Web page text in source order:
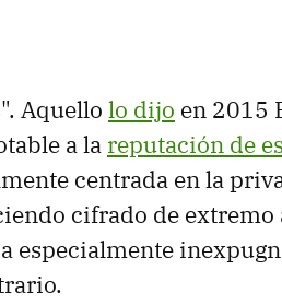
Aquello lo dijo en 2015
a la reputación de
centrada en la
cifrado de extremo
especialmente